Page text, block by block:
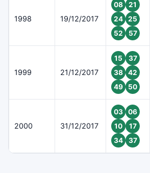
1998 19/12/2017
08
21
24
25
52
57
1999 21/12/2017
15
37
38
42
49
50
2000 31/12/2017
03
06
10
17
34
37